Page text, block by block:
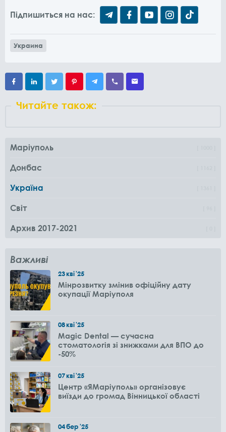
Підпишиться на нас:
Украина
Читайте також:
Маріуполь
Донбас
Україна
Світ
Архив 2017-2021
Важливі
23кві'25
Мінрозвитку змінив офіційну дату
окупації Маріуполя
08кві'25
Magic Dental — сучасна
стоматологія зі знижками для ВПО до
-50%
07кві'25
Центр «ЯМаріуполь» організовує
виїзди до громад Вінницької області
04бер'25